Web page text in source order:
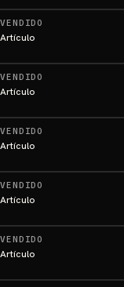
VENDIDO
Artículo
VENDIDO
Artículo
VENDIDO
Artículo
VENDIDO
Artículo
VENDIDO
Artículo